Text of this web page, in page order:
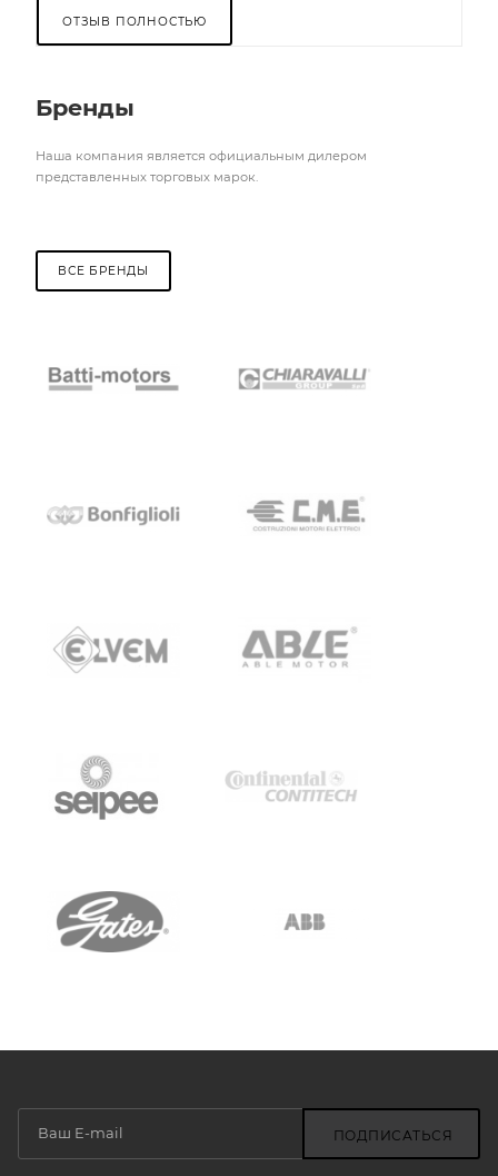
ОТЗЫВ ПОЛНОСТЬЮ
Бренды
Наша компания является официальным дилером
представленных торговых марок.
ВСЕ БРЕНДЫ
ПОДПИСАТЬСЯ